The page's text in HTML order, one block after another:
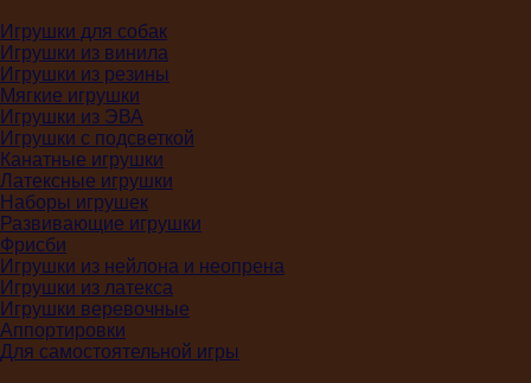
Игрушки для собак
Игрушки из винила
Игрушки из резины
Мягкие игрушки
Игрушки из ЭВА
Игрушки с подсветкой
Канатные игрушки
Латексные игрушки
Наборы игрушек
Развивающие игрушки
Фрисби
Игрушки из нейлона и неопрена
Игрушки из латекса
Игрушки веревочные
Аппортировки
Для самостоятельной игры